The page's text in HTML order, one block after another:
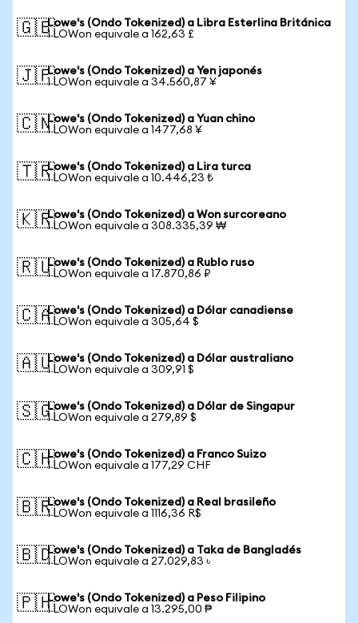
🇬🇧Lowe's (Ondo Tokenized) a Libra Esterlina Británica
1 LOWon equivale a 162,63 £
🇯🇵Lowe's (Ondo Tokenized) a Yen japonés
1 LOWon equivale a 34.560,87 ¥
🇨🇳Lowe's (Ondo Tokenized) a Yuan chino
1 LOWon equivale a 1477,68 ¥
🇹🇷Lowe's (Ondo Tokenized) a Lira turca
1 LOWon equivale a 10.446,23 ₺
🇰🇷Lowe's (Ondo Tokenized) a Won surcoreano
1 LOWon equivale a 308.335,39 ₩
🇷🇺Lowe's (Ondo Tokenized) a Rublo ruso
1 LOWon equivale a 17.870,86 ₽
🇨🇦Lowe's (Ondo Tokenized) a Dólar canadiense
1 LOWon equivale a 305,64 $
🇦🇺Lowe's (Ondo Tokenized) a Dólar australiano
1 LOWon equivale a 309,91 $
🇸🇬Lowe's (Ondo Tokenized) a Dólar de Singapur
1 LOWon equivale a 279,89 $
🇨🇭Lowe's (Ondo Tokenized) a Franco Suizo
1 LOWon equivale a 177,29 CHF
🇧🇷Lowe's (Ondo Tokenized) a Real brasileño
1 LOWon equivale a 1116,36 R$
🇧🇩Lowe's (Ondo Tokenized) a Taka de Bangladés
1 LOWon equivale a 27.029,83 ৳
🇵🇭Lowe's (Ondo Tokenized) a Peso Filipino
1 LOWon equivale a 13.295,00 ₱